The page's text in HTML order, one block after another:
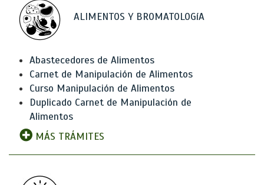
ALIMENTOS Y BROMATOLOGíA
Abastecedores de Alimentos
Carnet de Manipulación de Alimentos
Curso Manipulación de Alimentos
Duplicado Carnet de Manipulación de
Alimentos
MÁS TRÁMITES